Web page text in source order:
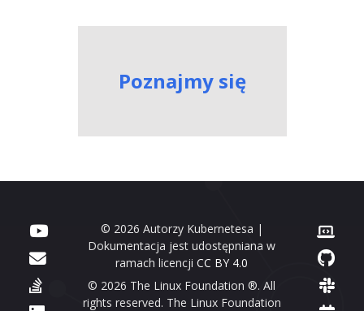
Poznajmy się
© 2026 Autorzy Kubernetesa |
Dokumentacja jest udostępniana w
ramach licencjiCC BY 4.0
© 2026 The Linux Foundation ®. All
rights reserved. The Linux Foundation